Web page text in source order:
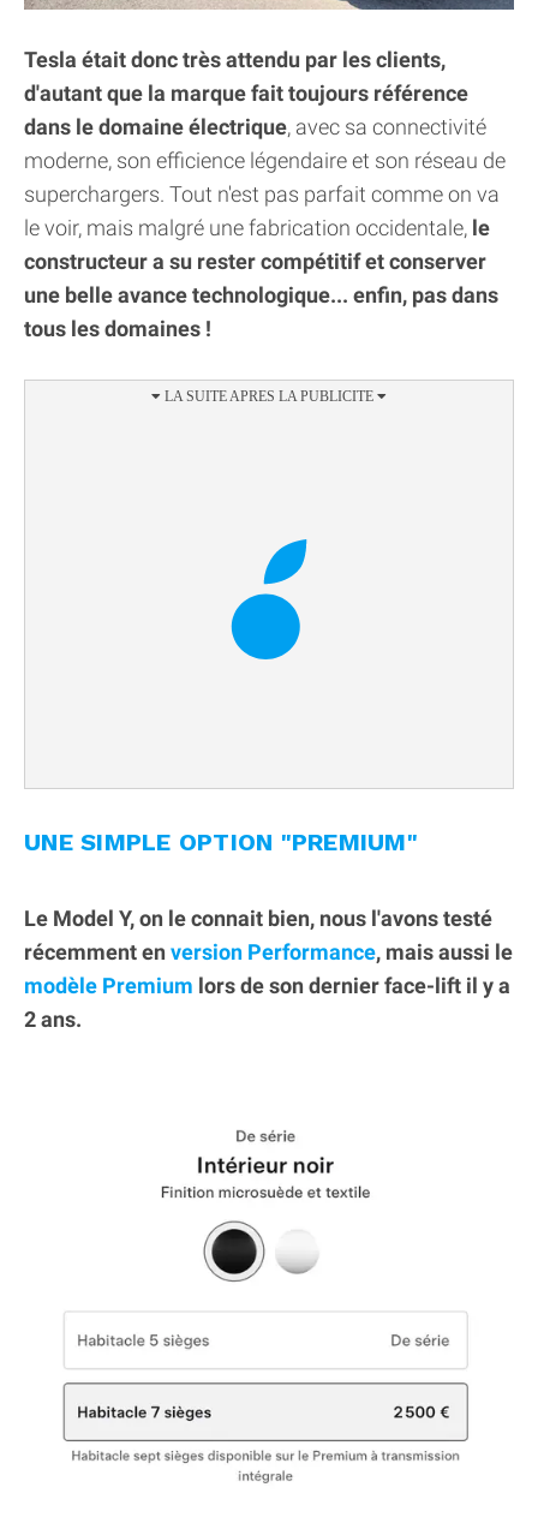
Tesla était donc très attendu par les clients,
d'autant que la marque fait toujours référence
dans le domaine électrique, avec sa connectivité
moderne, son efficience légendaire et son réseau de
superchargers. Tout n'est pas parfait comme on va
le voir, mais malgré une fabrication occidentale, le
constructeur a su rester compétitif et conserver
une belle avance technologique... enfin, pas dans
tous les domaines !
UNE SIMPLE OPTION "PREMIUM"
Le Model Y, on le connait bien, nous l'avons testé
récemment en version Performance, mais aussi le
modèle Premium lors de son dernier face-lift il y a
2 ans.